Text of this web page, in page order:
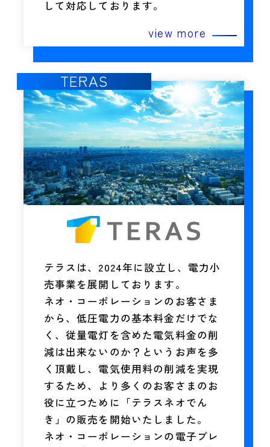
して対応しております。
view more
TERAS
テラスは、2024年に設立し、電力小
売事業を展開しております。
ネオ・コーポレーションのお客さま
から、低圧電力の基本料金だけでな
く、従量電灯を含めた電気料金の削
減は出来ないのか？というお声を多
く頂戴し、電気使用料の削減を実現
するため、より多くのお客さまのお
役に立つために「テラスネオでん
き」の販売を開始いたしました。
ネオ・コーポレーションの電子ブレ